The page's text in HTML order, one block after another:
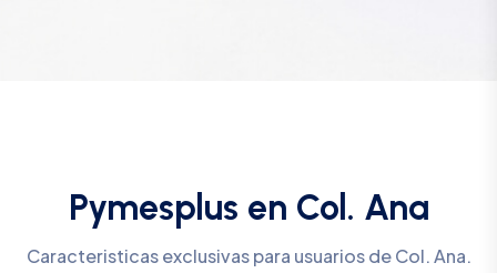
Pymesplus en Col. Ana
Caracteristicas exclusivas para usuarios de Col. Ana.